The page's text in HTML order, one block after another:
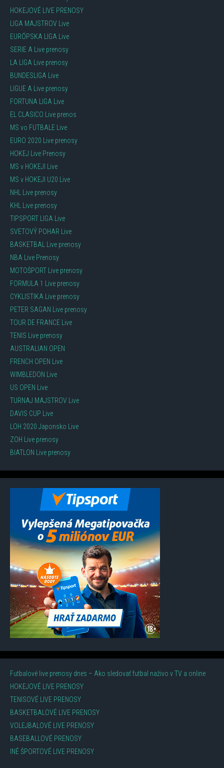
HOKEJOVÉ LIVE PRENOSY
LIGA MAJSTROV Live
EURÓPSKA LIGA Live
SERIE A Live prenosy
LA LIGA Live prenosy
BUNDESLIGA Live
LIGUE A Live prenosy
FORTUNA LIGA Live
EL CLASICO Live prenos
MS vo FUTBALE Live
EURO 2020 Live prenosy
HOKEJ Live Prenosy
MS v HOKEJI Live
MS v HOKEJI U20 Live
NHL Live prenosy
KHL Live prenosy
TIPSPORT LIGA Live
SVETOVÝ POHAR Live
BASKETBAL Live prenosy
NBA Live Prenosy
MOTOŠPORT Live prenosy
FORMULA 1 Live prenosy
CYKLISTIKA Live prenosy
PETER SAGAN Live prenosy
TOUR DE FRANCE Live
TENIS Live prenosy
AUSTRALIAN OPEN
FRENCH OPEN Live
WIMBLEDON Live
US OPEN Live
TURNAJ MAJSTROV Live
DAVIS CUP Live
LOH 2020 Japonsko Live
ZOH Live prenosy
BIATLON Live prenosy
Futbalové live prenosy dnes – Ako sledovať futbal naživo v TV a online
HOKEJOVÉ LIVE PRENOSY
TENISOVÉ LIVE PRENOSY
BASKETBALOVÉ LIVE PRENOSY
VOLEJBALOVÉ LIVE PRENOSY
BASEBALLOVÉ PRENOSY
INÉ ŠPORTOVÉ LIVE PRENOSY